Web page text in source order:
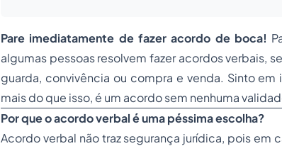
Pare imediatamente de fazer acordo de boca!
algumas pessoas resolvem fazer acordos verbais,
guarda, convivência ou compra e venda. Sinto
mais do que isso, é um acordo sem nenhuma
Por que o acordo verbal é uma péssima escolha?
Acordo verbal não traz segurança jurídica, pois em